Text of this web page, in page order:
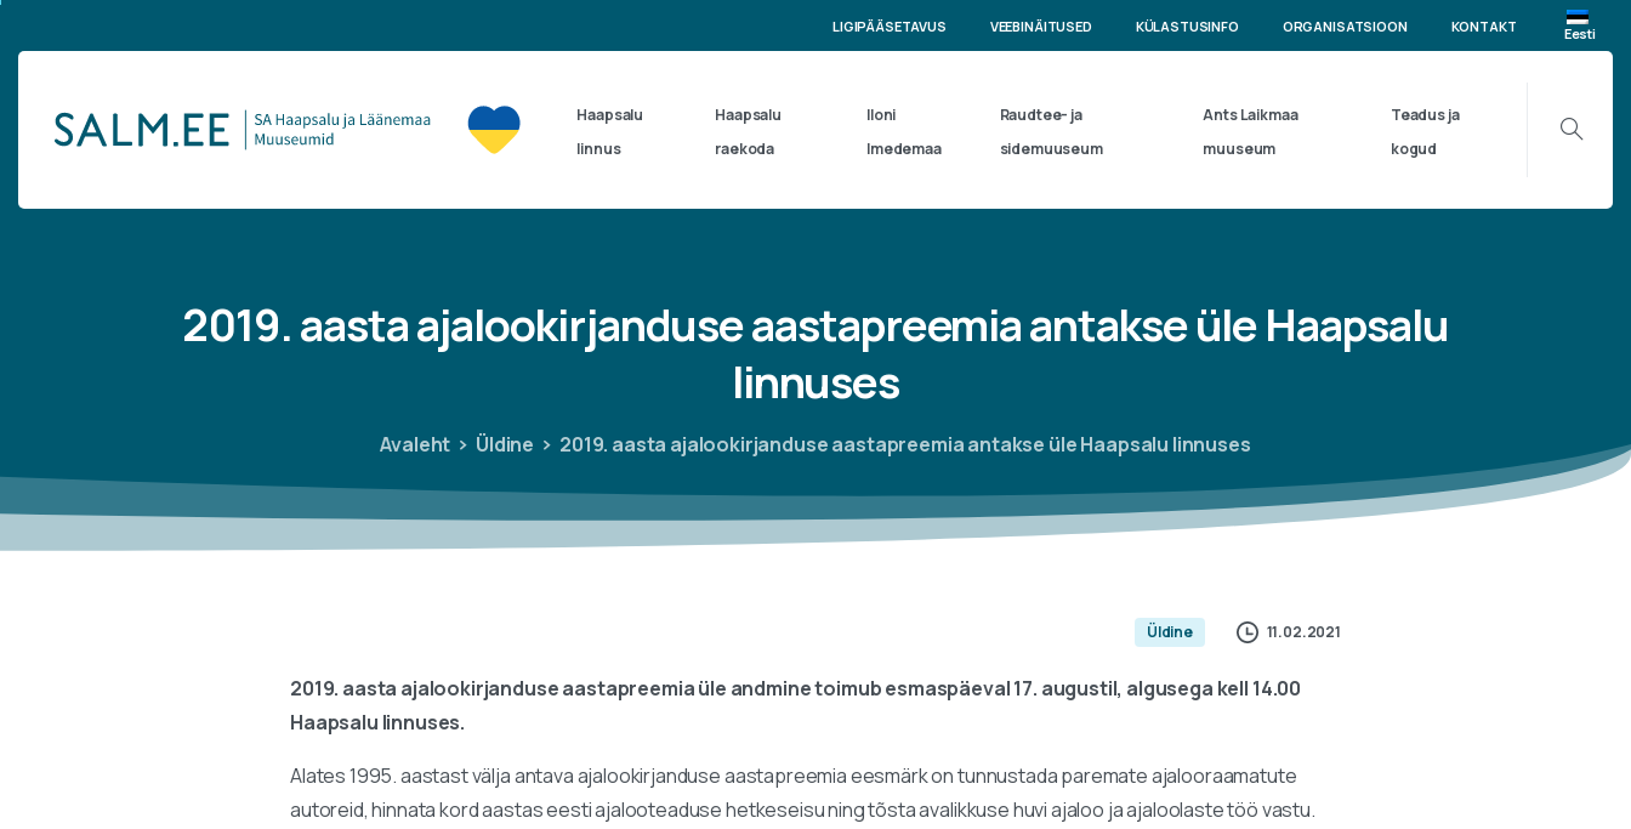
LIGIPÄÄSETAVUS VEEBINÄITUSED KÜLASTUSINFO ORGANISATSIOON KONTAKT Eesti
Haapsalu
linnus
Haapsalu
raekoda
Iloni
Imedemaa
Raudtee- ja
sidemuuseum
Ants Laikmaa
muuseum
Teadus ja
kogud
2019.aastaajalookirjanduseaastapreemiaantakseüleHaapsalu
linnuses
Avaleht Üldine 2019. aasta ajalookirjanduse aastapreemia antakse üle Haapsalu linnuses
Üldine 11.02.2021
2019. aasta ajalookirjanduse aastapreemia üle andmine toimub esmaspäeval 17. augustil, algusega kell 14.00
Haapsalu linnuses.
Alates 1995. aastast välja antava ajalookirjanduse aastapreemia eesmärk on tunnustada paremate ajalooraamatute
autoreid, hinnata kord aastas eesti ajalooteaduse hetkeseisu ning tõsta avalikkuse huvi ajaloo ja ajaloolaste töö vastu.